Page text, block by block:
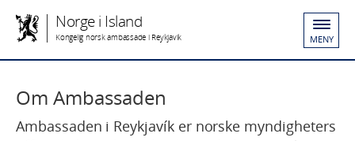
Norge i Island
Kongelig norsk ambassade i Reykjavik MENY
Om Ambassaden
Ambassaden i Reykjavík er norske myndigheters